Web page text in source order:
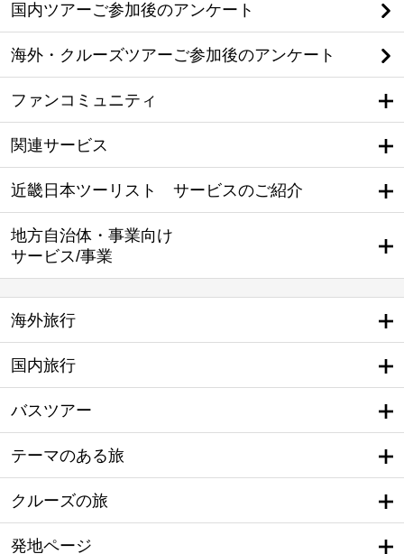
国内ツアーご参加後のアンケート
海外・クルーズツアーご参加後のアンケート
ファンコミュニティ
関連サービス
近畿日本ツーリスト サービスのご紹介
地方自治体・事業向け
サービス/事業
海外旅行
国内旅行
バスツアー
テーマのある旅
クルーズの旅
発地ページ